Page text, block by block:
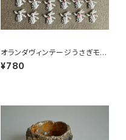
オランダヴィンテージうさぎモチ
ーフプラパーツ30個セットNo19
9
¥780